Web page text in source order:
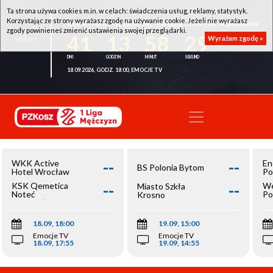
WKK ACTIVE HOTEL WROCŁAW - KSK QEMETICA NOTEĆ INOWROCŁAW
29
18.09.2026, GODZ. 18:00, EMOCJE TV
WKK Active
Hotel Wrocław
--
KSK Qemetica
Noteć
Inowrocław
--
18.09, 18:00
Emocje TV
18.09, 17:55
BS Polonia Bytom --
Miasto Szkła
Krosno
--
19.09, 15:00
Emocje TV
19.09, 14:55
Ta strona używa cookies m.in. w celach: świadczenia usług, reklamy, statystyk.
Korzystając ze strony wyrażasz zgodę na używanie cookie. Jeżeli nie wyrażasz
zgody powinieneś zmienić ustawienia swojej przeglądarki.
Wyrażam zgodę »